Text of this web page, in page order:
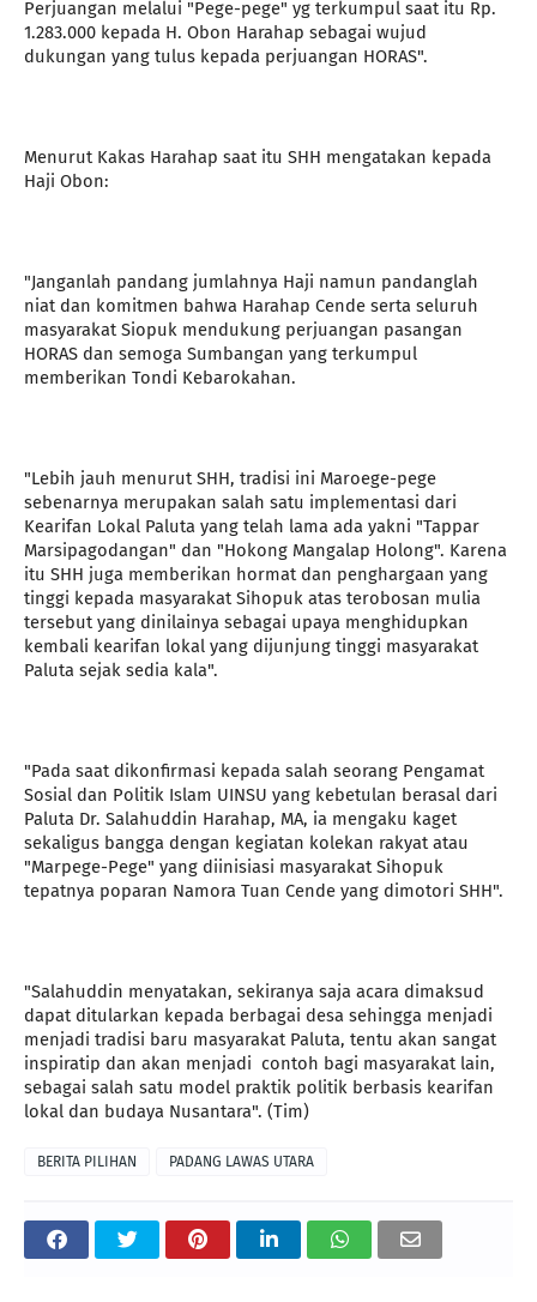
Perjuangan melalui "Pege-pege" yg terkumpul saat itu Rp.
1.283.000 kepada H. Obon Harahap sebagai wujud
dukungan yang tulus kepada perjuangan HORAS".
Menurut Kakas Harahap saat itu SHH mengatakan kepada
Haji Obon:
"Janganlah pandang jumlahnya Haji namun pandanglah
niat dan komitmen bahwa Harahap Cende serta seluruh
masyarakat Siopuk mendukung perjuangan pasangan
HORAS dan semoga Sumbangan yang terkumpul
memberikan Tondi Kebarokahan.
"Lebih jauh menurut SHH, tradisi ini Maroege-pege
sebenarnya merupakan salah satu implementasi dari
Kearifan Lokal Paluta yang telah lama ada yakni "Tappar
Marsipagodangan" dan "Hokong Mangalap Holong". Karena
itu SHH juga memberikan hormat dan penghargaan yang
tinggi kepada masyarakat Sihopuk atas terobosan mulia
tersebut yang dinilainya sebagai upaya menghidupkan
kembali kearifan lokal yang dijunjung tinggi masyarakat
Paluta sejak sedia kala".
"Pada saat dikonfirmasi kepada salah seorang Pengamat
Sosial dan Politik Islam UINSU yang kebetulan berasal dari
Paluta Dr. Salahuddin Harahap, MA, ia mengaku kaget
sekaligus bangga dengan kegiatan kolekan rakyat atau
"Marpege-Pege" yang diinisiasi masyarakat Sihopuk
tepatnya poparan Namora Tuan Cende yang dimotori SHH".
"Salahuddin menyatakan, sekiranya saja acara dimaksud
dapat ditularkan kepada berbagai desa sehingga menjadi
menjadi tradisi baru masyarakat Paluta, tentu akan sangat
inspiratip dan akan menjadi contoh bagi masyarakat lain,
sebagai salah satu model praktik politik berbasis kearifan
lokal dan budaya Nusantara". (Tim)
BERITA PILIHAN PADANG LAWAS UTARA